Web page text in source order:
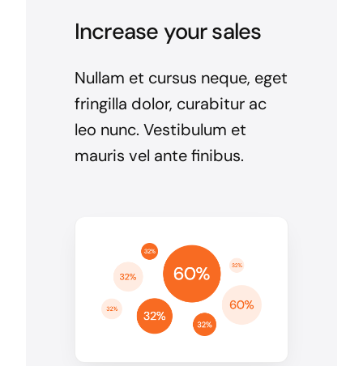
Increase your sales
Nullam et cursus neque, eget
fringilla dolor, curabitur ac
leo nunc. Vestibulum et
mauris vel ante finibus.